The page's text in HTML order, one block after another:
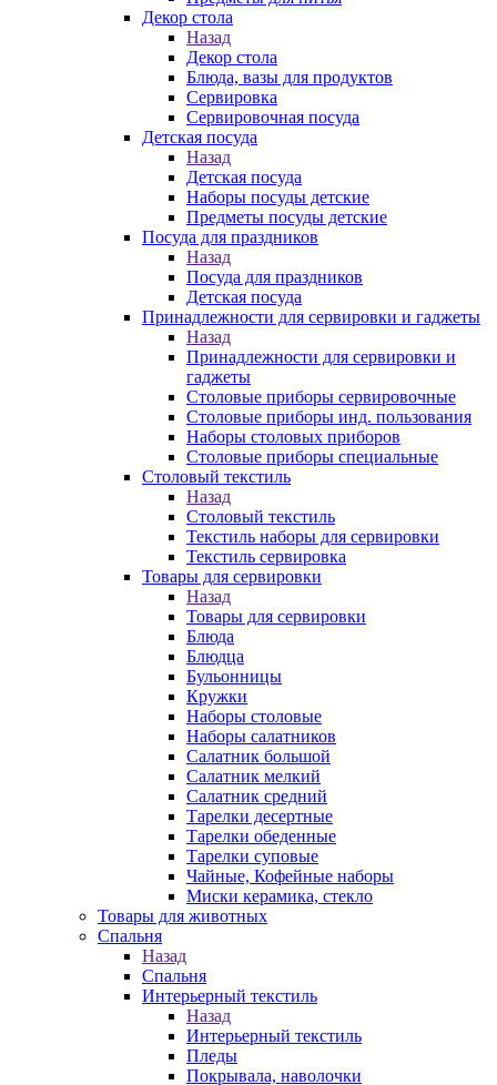
Декор стола
Назад
Декор стола
Блюда, вазы для продуктов
Сервировка
Сервировочная посуда
Детская посуда
Назад
Детская посуда
Наборы посуды детские
Предметы посуды детские
Посуда для праздников
Назад
Посуда для праздников
Детская посуда
Принадлежности для сервировки и гаджеты
Назад
Принадлежности для сервировки и
гаджеты
Столовые приборы сервировочные
Столовые приборы инд. пользования
Наборы столовых приборов
Столовые приборы специальные
Столовый текстиль
Назад
Столовый текстиль
Текстиль наборы для сервировки
Текстиль сервировка
Товары для сервировки
Назад
Товары для сервировки
Блюда
Блюдца
Бульонницы
Кружки
Наборы столовые
Наборы салатников
Салатник большой
Салатник мелкий
Салатник средний
Тарелки десертные
Тарелки обеденные
Тарелки суповые
Чайные, Кофейные наборы
Миски керамика, стекло
Товары для животных
Спальня
Назад
Спальня
Интерьерный текстиль
Назад
Интерьерный текстиль
Пледы
Покрывала, наволочки